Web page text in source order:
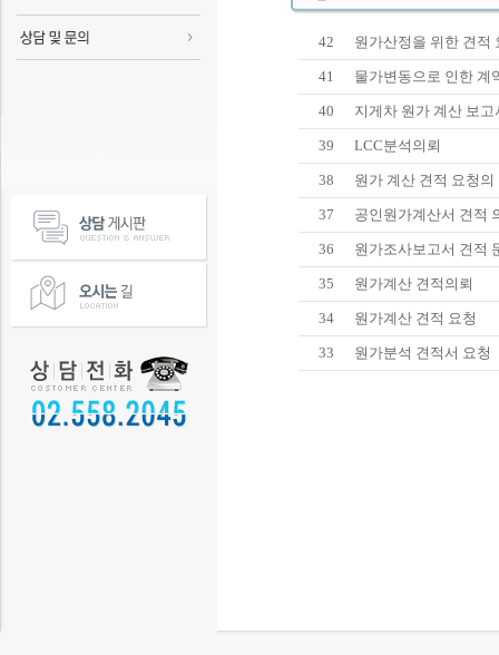
42 원가산정을 위한 견적
41 물가변동으로 인한 계
40 지게차 원가 계산 보고
39 LCC분석의뢰
38 원가 계산 견적 요청의
37 공인원가계산서 견적
36 원가조사보고서 견적
35 원가계산 견적의뢰
34 원가계산 견적 요청
33 원가분석 견적서 요청